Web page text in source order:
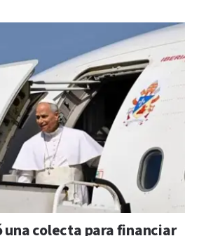
una colecta para financiar